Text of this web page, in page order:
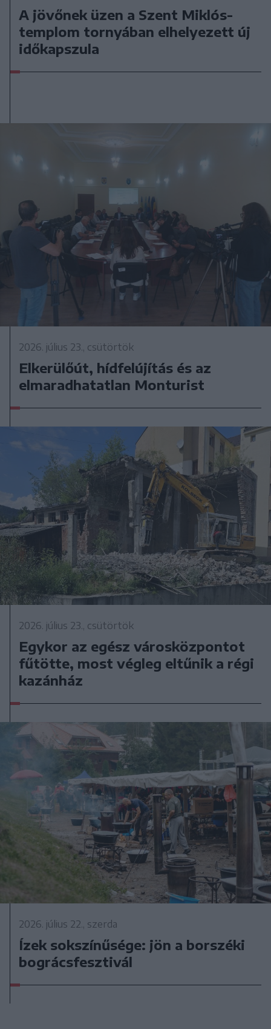
A jövőnek üzen a Szent Miklós-
templom tornyában elhelyezett új
időkapszula
2026. július 23., csütörtök
Elkerülőút, hídfelújítás és az
elmaradhatatlan Monturist
2026. július 23., csütörtök
Egykor az egész városközpontot
fűtötte, most végleg eltűnik a régi
kazánház
2026. július 22., szerda
Ízek sokszínűsége: jön a borszéki
bográcsfesztivál